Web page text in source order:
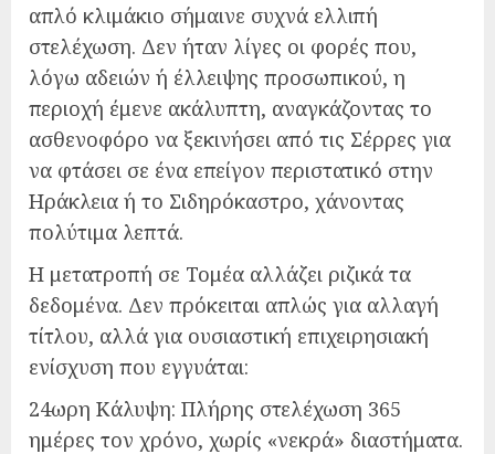
απλό κλιμάκιο σήμαινε συχνά ελλιπή
στελέχωση. Δεν ήταν λίγες οι φορές που,
λόγω αδειών ή έλλειψης προσωπικού, η
περιοχή έμενε ακάλυπτη, αναγκάζοντας το
ασθενοφόρο να ξεκινήσει από τις Σέρρες για
να φτάσει σε ένα επείγον περιστατικό στην
Ηράκλεια ή το Σιδηρόκαστρο, χάνοντας
πολύτιμα λεπτά.
Η μετατροπή σε Τομέα αλλάζει ριζικά τα
δεδομένα. Δεν πρόκειται απλώς για αλλαγή
τίτλου, αλλά για ουσιαστική επιχειρησιακή
ενίσχυση που εγγυάται:
24ωρη Κάλυψη: Πλήρης στελέχωση 365
ημέρες τον χρόνο, χωρίς «νεκρά» διαστήματα.